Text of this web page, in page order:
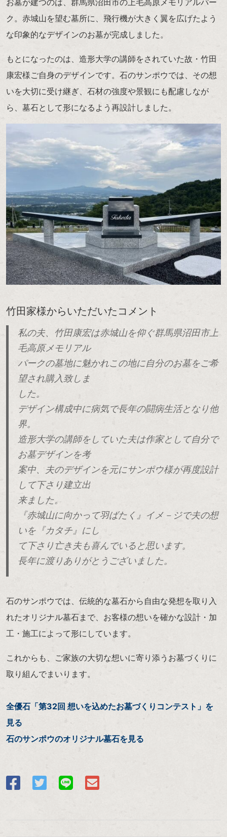
お墓が建つのは、群馬県沼田市の上毛高原メモリアルパー
ク。赤城山を望む墓所に、飛行機が大きく翼を広げたよう
な印象的なデザインのお墓が完成しました。
もとになったのは、造形大学の講師をされていた故・竹田
康宏様ご自身のデザインです。石のサンポウでは、その想
いを大切に受け継ぎ、石材の強度や景観にも配慮しなが
ら、墓石として形になるよう再設計しました。
竹田家様からいただいたコメント
私の夫、竹田康宏は赤城山を仰ぐ群馬県沼田市上
毛高原メモリアル
パークの墓地に魅かれこの地に自分のお墓をご希
望され購入致しま
した。
デザイン構成中に病気で長年の闘病生活となり他
界。
造形大学の講師をしていた夫は作家として自分で
お墓デザインを考
案中、夫のデザインを元にサンポウ様が再度設計
して下さり建立出
来ました。
『赤城山に向かって羽ばたく』イメ－ジで夫の想
いを『カタチ』にし
て下さり亡き夫も喜んでいると思います。
長年に渡りありがとうございました。
石のサンポウでは、伝統的な墓石から自由な発想を取り入
れたオリジナル墓石まで、お客様の想いを確かな設計・加
工・施工によって形にしています。
これからも、ご家族の大切な想いに寄り添うお墓づくりに
取り組んでまいります。
全優石「第32回 想いを込めたお墓づくりコンテスト」を
見る
石のサンポウのオリジナル墓石を見る